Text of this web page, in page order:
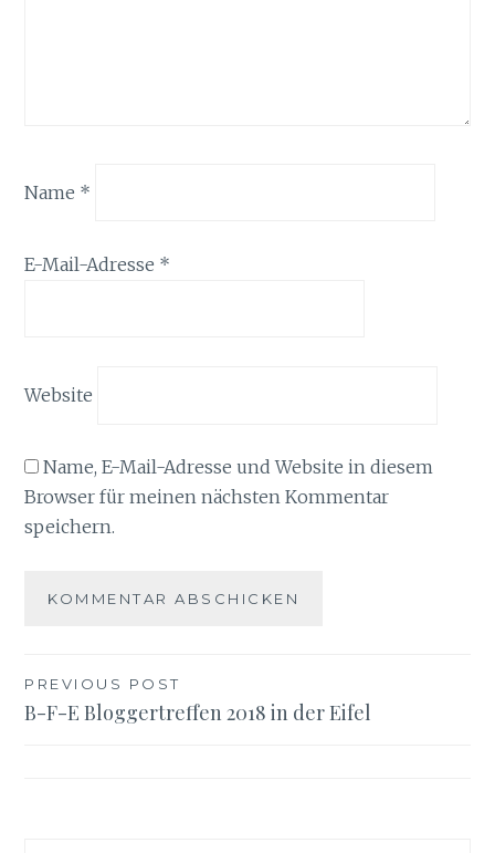
Name *
E-Mail-Adresse *
Website
Name, E-Mail-Adresse und Website in diesem
Browser für meinen nächsten Kommentar
speichern.
Beitragsnavigation
PREVIOUS POST
B-F-E Bloggertreffen 2018 in der Eifel